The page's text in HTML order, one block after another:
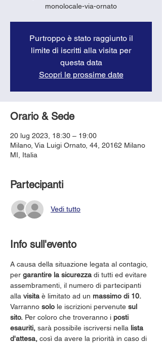
monolocale-via-ornato
Purtroppo è stato raggiunto il
limite di iscritti alla visita per
questa data
Scopri le prossime date
Orario & Sede
20 lug 2023, 18:30 – 19:00
Milano, Via Luigi Ornato, 44, 20162 Milano
MI, Italia
Partecipanti
Vedi tutto
Info sull'evento
A causa della situazione legata al contagio,
per garantire la sicurezza di tutti ed evitare
assembramenti, il numero di partecipanti
alla visita è limitato ad un massimo di 10.
Varranno solo le iscrizioni pervenute sul
sito. Per coloro che troveranno i posti
esauriti, sarà possibile iscriversi nella lista
d'attesa, così da avere la priorità in caso di